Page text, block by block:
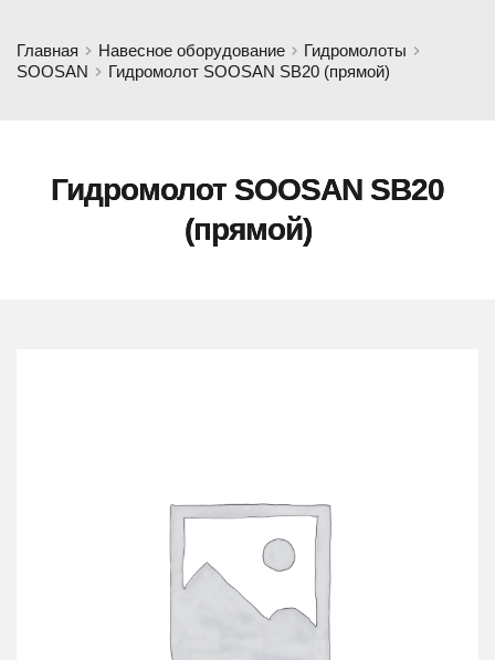
Главная Навесное оборудование
Гидромолоты
SOOSAN
Гидромолот SOOSAN SB20 (прямой)
Гидромолот SOOSAN SB20
(прямой)